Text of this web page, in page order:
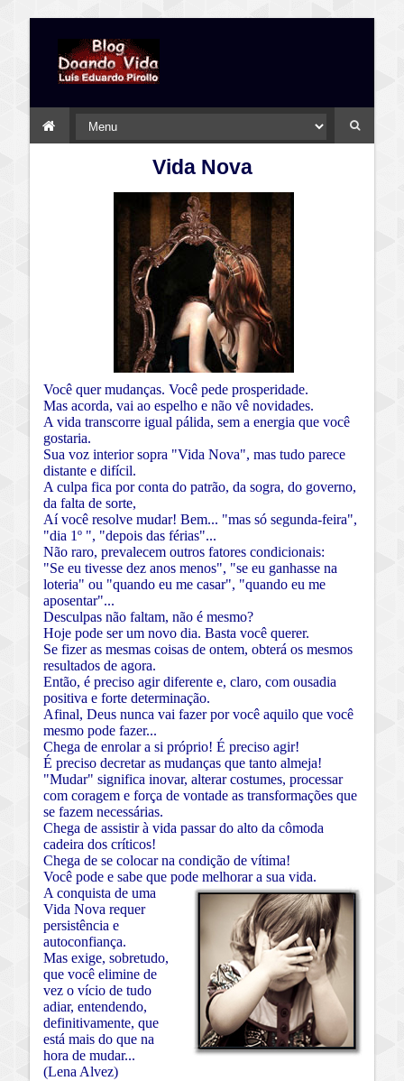
Vida Nova
Você quer mudanças. Você pede prosperidade.
Mas acorda, vai ao espelho e não vê novidades.
A vida transcorre igual pálida, sem a energia que você
gostaria.
Sua voz interior sopra "Vida Nova", mas tudo parece
distante e difícil.
A culpa fica por conta do patrão, da sogra, do governo,
da falta de sorte,
Aí você resolve mudar! Bem... "mas só segunda-feira",
"dia 1º ", "depois das férias"...
Não raro, prevalecem outros fatores condicionais:
"Se eu tivesse dez anos menos", "se eu ganhasse na
loteria" ou "quando eu me casar", "quando eu me
aposentar"...
Desculpas não faltam, não é mesmo?
Hoje pode ser um novo dia. Basta você querer.
Se fizer as mesmas coisas de ontem, obterá os mesmos
resultados de agora.
Então, é preciso agir diferente e, claro, com ousadia
positiva e forte determinação.
Afinal, Deus nunca vai fazer por você aquilo que você
mesmo pode fazer...
Chega de enrolar a si próprio! É preciso agir!
É preciso decretar as mudanças que tanto almeja!
"Mudar" significa inovar, alterar costumes, processar
com coragem e força de vontade as transformações que
se fazem necessárias.
Chega de assistir à vida passar do alto da cômoda
cadeira dos críticos!
Chega de se colocar na condição de vítima!
Você pode e sabe que pode melhorar a sua vida.
A conquista de uma
Vida Nova requer
persistência e
autoconfiança.
Mas exige, sobretudo,
que você elimine de
vez o vício de tudo
adiar, entendendo,
definitivamente, que
está mais do que na
hora de mudar...
(Lena Alvez)